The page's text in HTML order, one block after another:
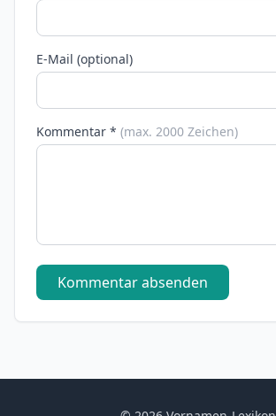
E-Mail (optional)
Kommentar * (max. 2000 Zeichen)
Kommentar absenden